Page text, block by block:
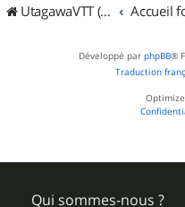
UtagawaVTT (Randos VTT et VTTAE avec traces GPS) Accueil
Développé par phpBB®
Traduction
Qui sommes-nous ?